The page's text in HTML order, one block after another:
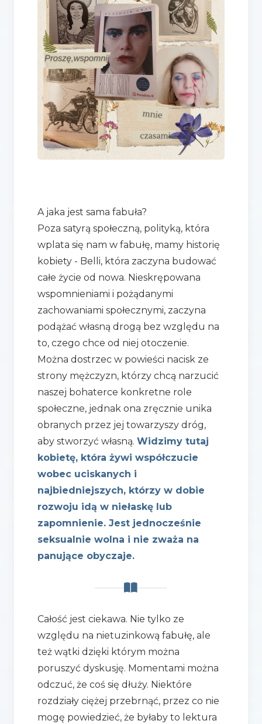
A jaka jest sama fabuła?
Poza satyrą społeczną, polityką, która
wplata się nam w fabułę, mamy historię
kobiety - Belli, która zaczyna budować
całe życie od nowa. Nieskrępowana
wspomnieniami i pożądanymi
zachowaniami społecznymi, zaczyna
podążać własną drogą bez względu na
to, czego chce od niej otoczenie.
Można dostrzec w powieści nacisk ze
strony mężczyzn, którzy chcą narzucić
naszej bohaterce konkretne role
społeczne, jednak ona zręcznie unika
obranych przez jej towarzyszy dróg,
aby stworzyć własną. Widzimy tutaj
kobietę, która żywi współczucie
wobec uciskanych i
najbiedniejszych, którzy w dobie
rozwoju idą w niełaskę lub
zapomnienie. Jest jednocześnie
seksualnie wolna i nie zważa na
panujące obyczaje.
Całość jest ciekawa. Nie tylko ze
względu na nietuzinkową fabułę, ale
też wątki dzięki którym można
poruszyć dyskusję. Momentami można
odczuć, że coś się dłuży. Niektóre
rozdziały ciężej przebrnąć, przez co nie
mogę powiedzieć, że byłaby to lektura